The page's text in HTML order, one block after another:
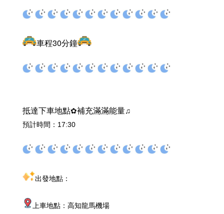
車程30分鐘
抵達下車地點✿補充滿滿能量♫
預計時間：17:30
出發地點：
上車地點：高知龍馬機場